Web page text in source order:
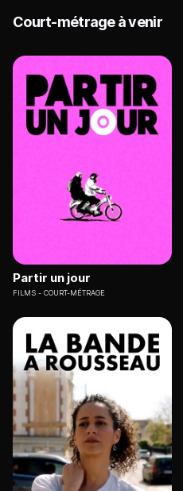
Court-métrage à venir
Partir un jour
FILMS COURT-MÉTRAGE